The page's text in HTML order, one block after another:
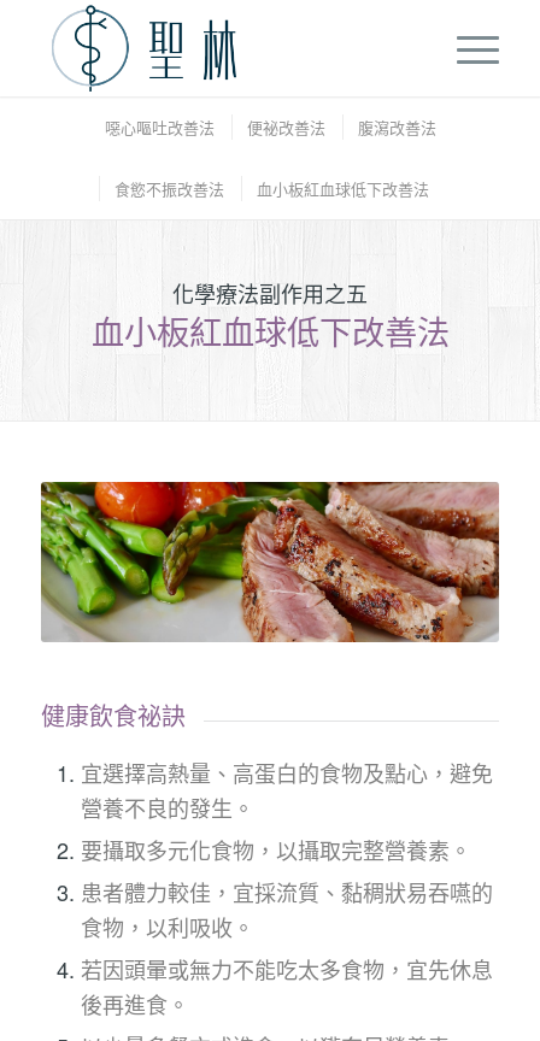
噁心嘔吐改善法 便祕改善法 腹瀉改善法
食慾不振改善法 血小板紅血球低下改善法
化學療法副作用之五
血小板紅血球低下改善法
健康飲食祕訣
宜選擇高熱量、高蛋白的食物及點心，避免
營養不良的發生。
要攝取多元化食物，以攝取完整營養素。
患者體力較佳，宜採流質、黏稠狀易吞嚥的
食物，以利吸收。
若因頭暈或無力不能吃太多食物，宜先休息
後再進食。